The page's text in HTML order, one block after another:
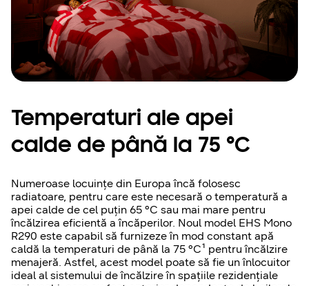
Temperaturi ale apei
calde de până la 75 °C
Numeroase locuințe din Europa încă folosesc
radiatoare, pentru care este necesară o temperatură a
apei calde de cel puțin 65 °C sau mai mare pentru
încălzirea eficientă a încăperilor. Noul model EHS Mono
R290 este capabil să furnizeze în mod constant apă
caldă la temperaturi de până la 75 °C¹ pentru încălzire
menajeră. Astfel, acest model poate să fie un înlocuitor
ideal al sistemului de încălzire în spațiile rezidențiale